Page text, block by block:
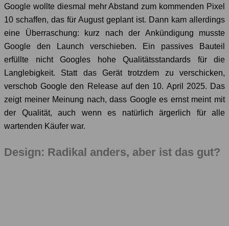
Google wollte diesmal mehr Abstand zum kommenden Pixel
10 schaffen, das für August geplant ist. Dann kam allerdings
eine Überraschung: kurz nach der Ankündigung musste
Google den Launch verschieben. Ein passives Bauteil
erfüllte nicht Googles hohe Qualitätsstandards für die
Langlebigkeit. Statt das Gerät trotzdem zu verschicken,
verschob Google den Release auf den 10. April 2025. Das
zeigt meiner Meinung nach, dass Google es ernst meint mit
der Qualität, auch wenn es natürlich ärgerlich für alle
wartenden Käufer war.
Design: Radikal anders, aber ist das gut?